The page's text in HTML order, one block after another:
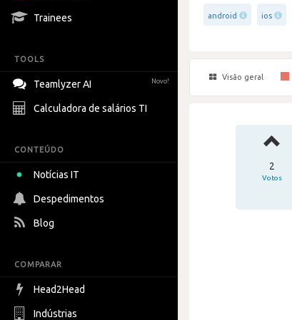
Trainees
TOOLS
Teamlyzer AI Novo!
Calculadora de salários TI
CONTEÚDO
Notícias IT
Despedimentos
Blog
COMPARAR
Head2Head
Indústrias
android ios
Visão geral
2
Votos